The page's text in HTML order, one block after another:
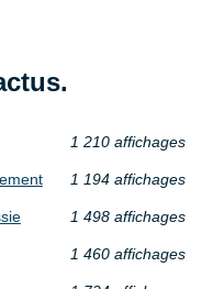
1 210 affichages
1 194 affichages
1 498 affichages
1 460 affichages